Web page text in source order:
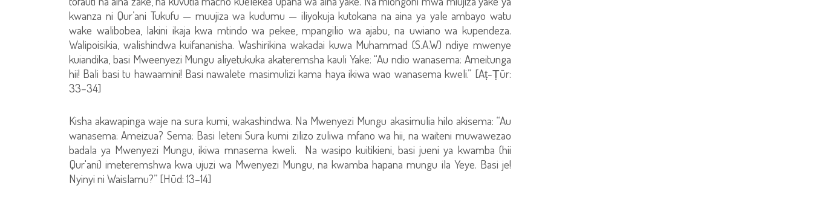
kwanza ni Qur’ani Tukufu — muujiza wa kudumu — iliyokuja kutokana na aina ya yale ambayo watu
wake walibobea, lakini ikaja kwa mtindo wa pekee, mpangilio wa ajabu, na uwiano wa kupendeza.
Walipoisikia, walishindwa kuifananisha. Washirikina wakadai kuwa Muhammad (S.A.W) ndiye mwenye
kuiandika, basi Mweenyezi Mungu aliyetukuka akateremsha kauli Yake: “Au ndio wanasema: Ameitunga
hii! Bali basi tu hawaamini! Basi nawalete masimulizi kama haya ikiwa wao wanasema kweli.” [Aṭ-Ṭūr:
33–34]
Kisha akawapinga waje na sura kumi, wakashindwa. Na Mwenyezi Mungu akasimulia hilo akisema: “Au
wanasema: Ameizua? Sema: Basi leteni Sura kumi zilizo zuliwa mfano wa hii, na waiteni muwawezao
badala ya Mwenyezi Mungu, ikiwa mnasema kweli. Na wasipo kuitikieni, basi jueni ya kwamba (hii
Qur'ani) imeteremshwa kwa ujuzi wa Mwenyezi Mungu, na kwamba hapana mungu ila Yeye. Basi je!
Nyinyi ni Waislamu?” [Hūd: 13–14]